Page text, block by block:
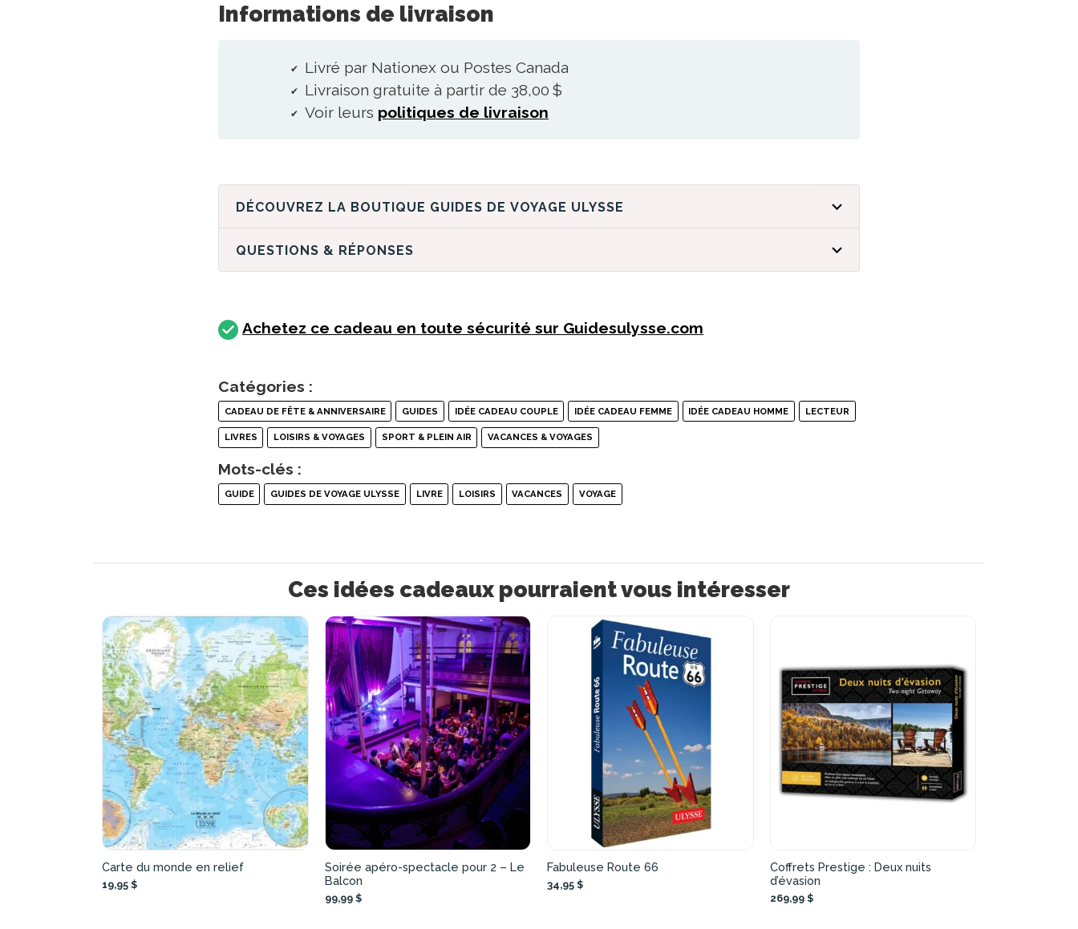
Informations de livraison
Livré par Nationex ou Postes Canada
Livraison gratuite à partir de 38,00 $
Voir leurs politiques de livraison
DÉCOUVREZ LA BOUTIQUE GUIDES DE VOYAGE ULYSSE
QUESTIONS & RÉPONSES
Achetez ce cadeau en toute sécurité sur Guidesulysse.com
Catégories :
CADEAU DE FÊTE & ANNIVERSAIRE GUIDES IDÉE CADEAU COUPLE IDÉE CADEAU FEMME IDÉE CADEAU HOMME LECTEUR
LIVRES LOISIRS & VOYAGES SPORT & PLEIN AIR VACANCES & VOYAGES
Mots-clés :
GUIDE GUIDES DE VOYAGE ULYSSE LIVRE LOISIRS VACANCES VOYAGE
Ces idées cadeaux pourraient vous intéresser
Carte du monde en relief
19,95 $
Soirée apéro-spectacle pour 2 – Le
Balcon
99,99 $
Fabuleuse Route 66
34,95 $
Coffrets Prestige : Deux nuits
d’évasion
269,99 $